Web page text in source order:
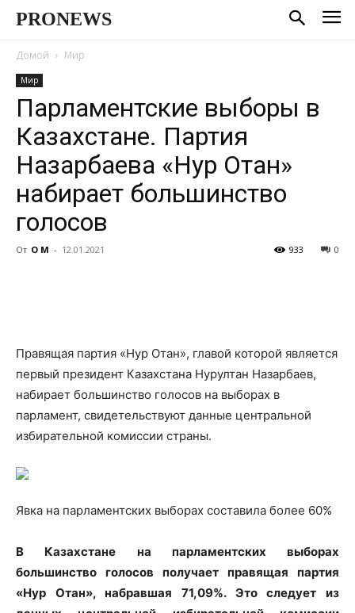
PRONEWS
Домой Мир
Мир
Парламентские выборы в
Казахстане. Партия
Назарбаева «Нур Отан»
набирает большинство
голосов
От О М - 12.01.2021 0
933
Правящая партия «Нур Отан», главой которой является
первый президент Казахстана Нурултан Назарбаев,
набирает большинство голосов на выборах в
парламент, свидетельствуют данные центральной
избирательной комиссии страны.
Явка на парламентских выборах составила более 60%
В Казахстане на парламентских выборах
большинство голосов получает правящая партия
«Нур Отан», набравшая 71,09%. Это следует из